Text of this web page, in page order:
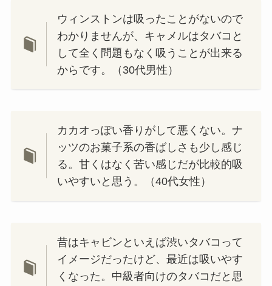
ウィンストンは吸ったことがないので
わかりませんが、キャメルはタバコと
して全く問題もなく吸うことが出来る
からです。（30代男性）
カカオっぽい香りがして悪くない。ナ
ッツのお菓子系の香ばしさも少し感じ
る。甘くはなく苦い感じだが比較的吸
いやすいと思う。（40代女性）
昔はキャビンといえば渋いタバコって
イメージだったけど、最近は吸いやす
くなった。中級者向けのタバコだと思